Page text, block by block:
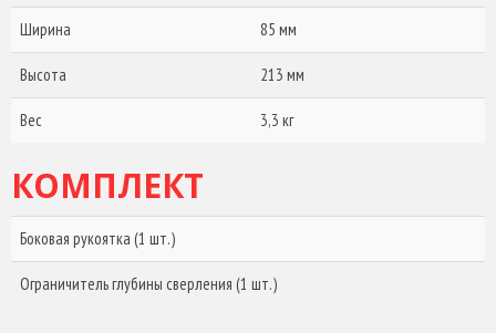
Ширина 85 мм
Высота 213 мм
Вес 3,3 кг
КОМПЛЕКТ
Боковая рукоятка (1 шт.)
Ограничитель глубины сверления (1 шт.)